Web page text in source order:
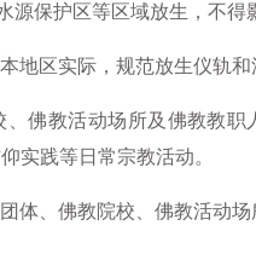
保护区等区域放生，不得
区实际，规范放生仪轨和
教活动场所及佛教教职
实践等日常宗教活动。
、佛教院校、佛教活动场